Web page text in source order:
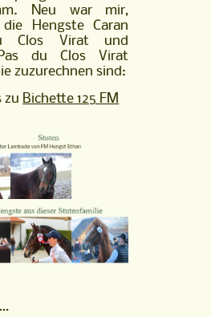
Neu war mir,
Hengste Caran
Clos Virat und
du Clos Virat
zuzurechnen sind:
zu Bichette 125 FM
Stutenfamilie